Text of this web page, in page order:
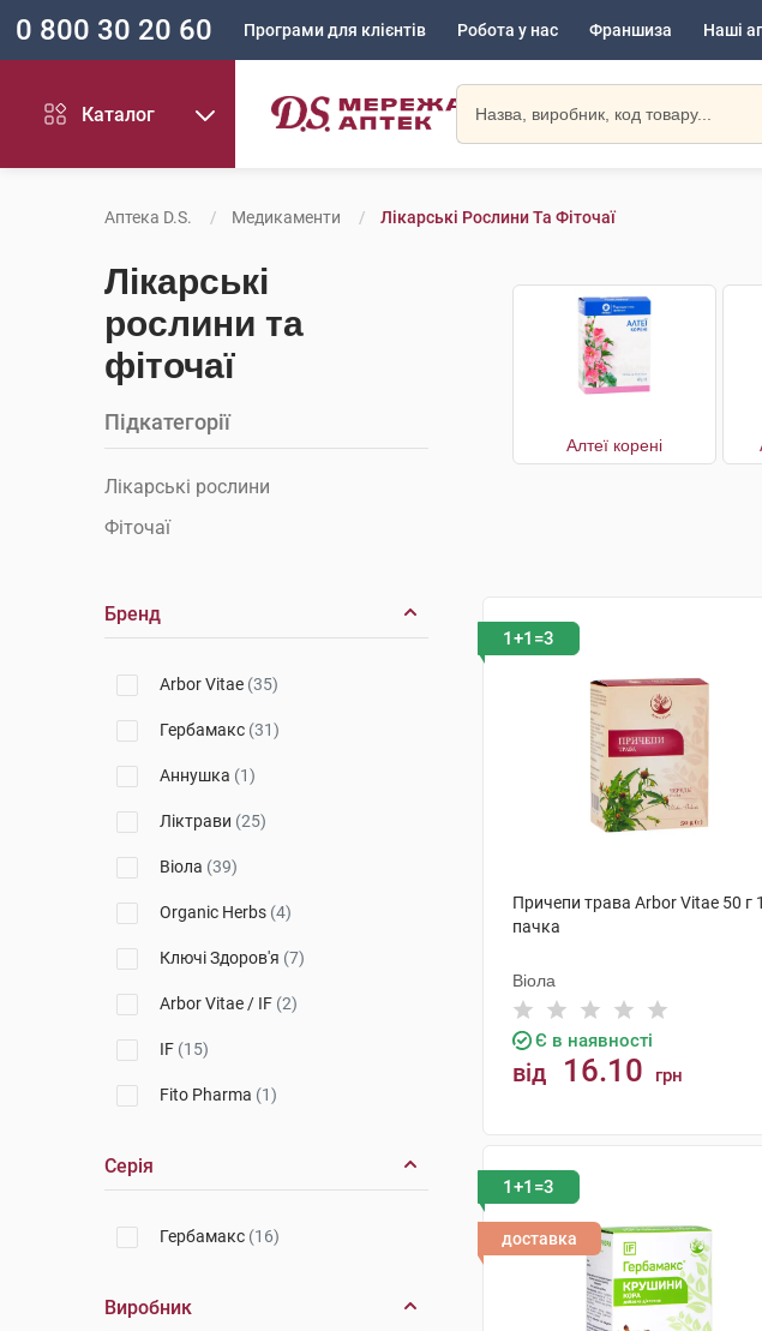
0 800 30 20 60 Програми для клієнтів Робота у нас Франшиза Наші
Каталог
Аптека D.S. Медикаменти Лікарські Рослини Та Фіточаї
Лікарські
рослини та
фіточаї
Підкатегорії
Лікарські рослини
Фіточаї
Бренд
Arbor Vitae (35)
Гербамакс (31)
Аннушка (1)
Ліктрави (25)
Віола (39)
Organic Herbs (4)
Ключі Здоров'я (7)
Arbor Vitae / IF (2)
IF (15)
Fito Pharma (1)
Серія
Гербамакс (16)
Виробник
Алтеї корені
1+1=3
Причепи трава Arbor Vitae 50 г 1
пачка
Віола
Є в наявності
від 16.10 грн
1+1=3
доставка